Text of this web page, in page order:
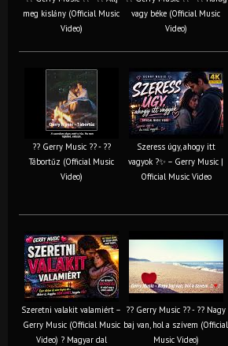
meg kislány (Official Music
Video)
vagy béke (Official Music
Video)
?? Gerry Music ?? - ??
Tábortűz (Official Music
Video)
Szeress úgy, ahogy itt
vagyok ?✨ – Gerry Music |
Official Music Video
Szeretni valakit valamiért –
Gerry Music (Official Music
Video) ? Magyar dal
?? Gerry Music ?? - ?? Nagy
baj van, hol a szívem (Official
Music Video)